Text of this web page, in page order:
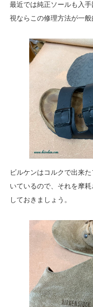
最近では純正ソールも入
視ならこの修理方法が一般
ビルケンはコルクで出来
いているので、それを摩
しておきましょう。